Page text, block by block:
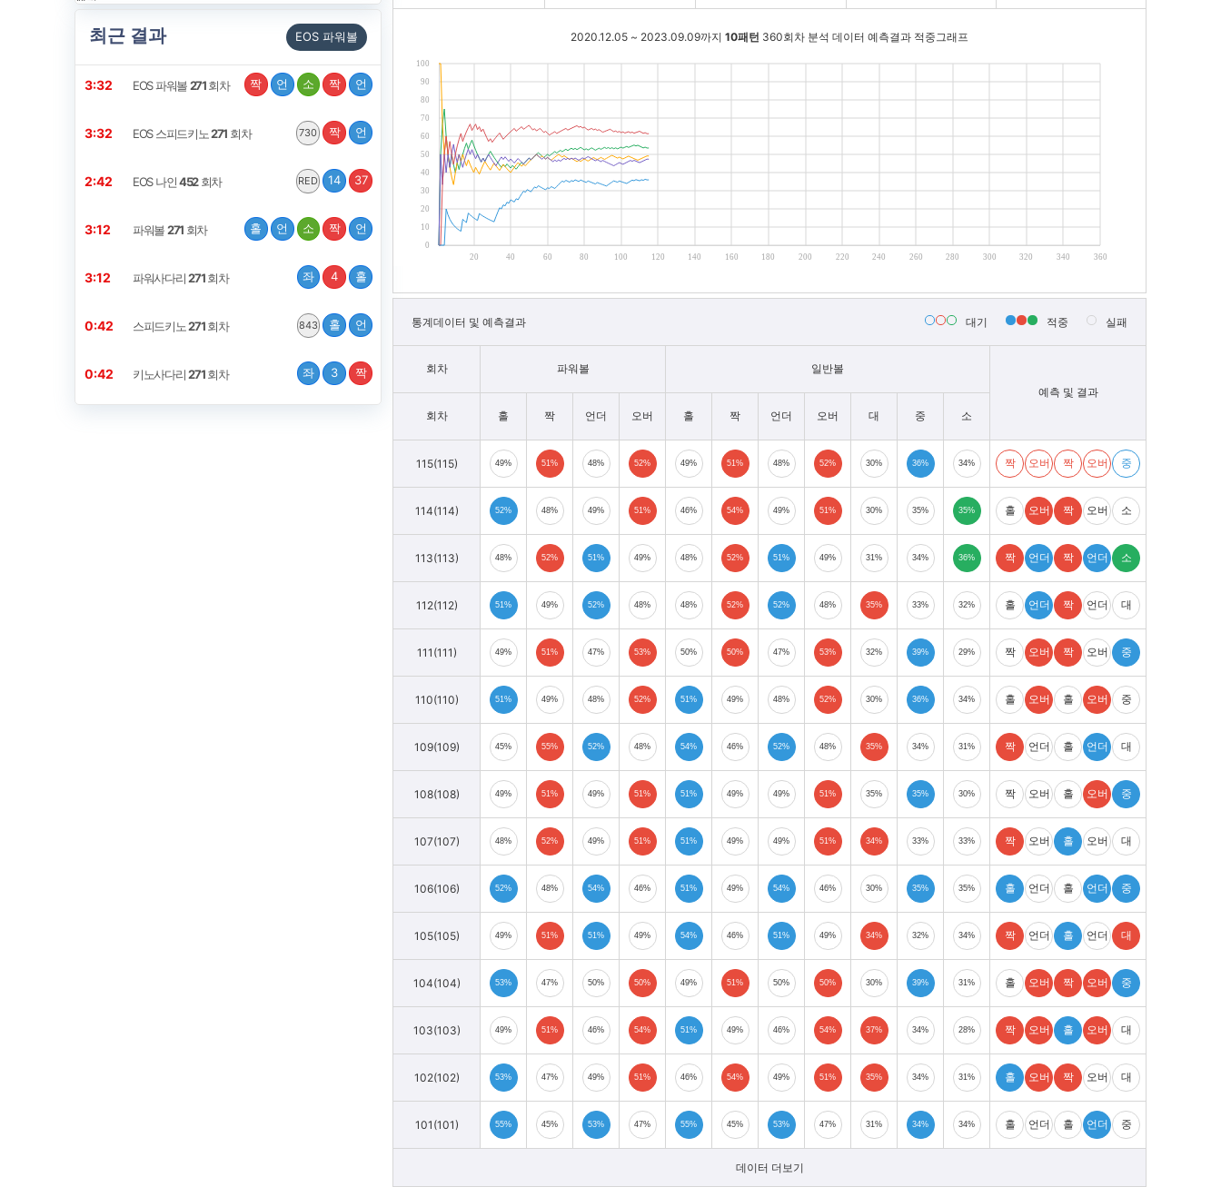
최근 결과 EOS 파워볼
3:31 EOS 파워볼271회차 짝 언 소 짝 언
3:31 EOS 스피드키노271 회차 730 짝 언
2:41 EOS 나인452회차 RED 14 37
3:11 파워볼271회차 홀 언 소 짝 언
3:11 파워사다리271회차 좌 4 홀
0:41 스피드키노271회차 843 홀 언
0:41 키노사다리271회차 좌 3 짝
20 40 60 80 100 120 140 160 180 200 220 240 260 280 300 320 340 360
0
10
20
30
40
50
60
70
80
90
100
2020.12.05 ~ 2023.09.09까지 10패턴 360회차 분석 데이터 예측결과 적중그래프
통계데이터 및 예측결과 대기 적중 실패
회차 파워볼
일반볼
예측 및 결과
회차
홀 짝 언더 오버 홀 짝 언더 오버 대 중 소
115(115) 49% 51% 48% 52% 49% 51% 48% 52% 30% 36% 34% 짝 오버 짝 오버 중
114(114) 52% 48% 49% 51% 46% 54% 49% 51% 30% 35% 35% 홀 오버 짝 오버 소
113(113) 48% 52% 51% 49% 48% 52% 51% 49% 31% 34% 36% 짝 언더 짝 언더 소
112(112) 51% 49% 52% 48% 48% 52% 52% 48% 35% 33% 32% 홀 언더 짝 언더 대
111(111) 49% 51% 47% 53% 50% 50% 47% 53% 32% 39% 29% 짝 오버 짝 오버 중
110(110) 51% 49% 48% 52% 51% 49% 48% 52% 30% 36% 34% 홀 오버 홀 오버 중
109(109) 45% 55% 52% 48% 54% 46% 52% 48% 35% 34% 31% 짝 언더 홀 언더 대
108(108) 49% 51% 49% 51% 51% 49% 49% 51% 35% 35% 30% 짝 오버 홀 오버 중
107(107) 48% 52% 49% 51% 51% 49% 49% 51% 34% 33% 33% 짝 오버 홀 오버 대
106(106) 52% 48% 54% 46% 51% 49% 54% 46% 30% 35% 35% 홀 언더 홀 언더 중
105(105) 49% 51% 51% 49% 54% 46% 51% 49% 34% 32% 34% 짝 언더 홀 언더 대
104(104) 53% 47% 50% 50% 49% 51% 50% 50% 30% 39% 31% 홀 오버 짝 오버 중
103(103) 49% 51% 46% 54% 51% 49% 46% 54% 37% 34% 28% 짝 오버 홀 오버 대
102(102) 53% 47% 49% 51% 46% 54% 49% 51% 35% 34% 31% 홀 오버 짝 오버 대
101(101) 55% 45% 53% 47% 55% 45% 53% 47% 31% 34% 34% 홀 언더 홀 언더 중
데이터 더보기